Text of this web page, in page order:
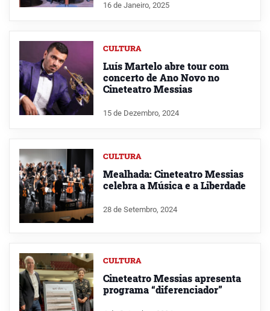
16 de Janeiro, 2025
CULTURA
Luís Martelo abre tour com
concerto de Ano Novo no
Cineteatro Messias
15 de Dezembro, 2024
CULTURA
Mealhada: Cineteatro Messias
celebra a Música e a Liberdade
28 de Setembro, 2024
CULTURA
Cineteatro Messias apresenta
programa “diferenciador”